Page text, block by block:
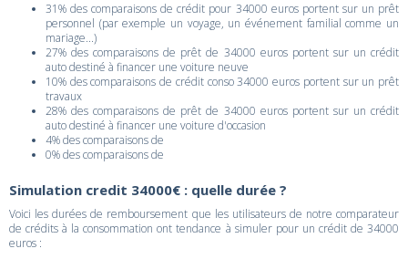
31% des comparaisons de crédit pour 34000 euros portent sur un prêt
personnel (par exemple un voyage, un événement familial comme un
mariage...)
27% des comparaisons de prêt de 34000 euros portent sur un crédit
auto destiné à financer une voiture neuve
10% des comparaisons de crédit conso 34000 euros portent sur un prêt
travaux
28% des comparaisons de prêt de 34000 euros portent sur un crédit
auto destiné à financer une voiture d'occasion
4% des comparaisons de
0% des comparaisons de
Simulation credit 34000€ : quelle durée ?
Voici les durées de remboursement que les utilisateurs de notre comparateur
de crédits à la consommation ont tendance à simuler pour un crédit de 34000
euros :